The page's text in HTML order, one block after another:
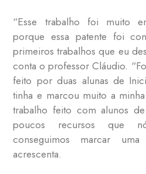
“Esse trabalho foi muito
porque essa patente foi
primeiros trabalhos que eu
conta o professor Cláudio.
feito por duas alunas de
tinha e marcou muito a
trabalho feito com alunos
poucos recursos que
conseguimos marcar uma
acrescenta.